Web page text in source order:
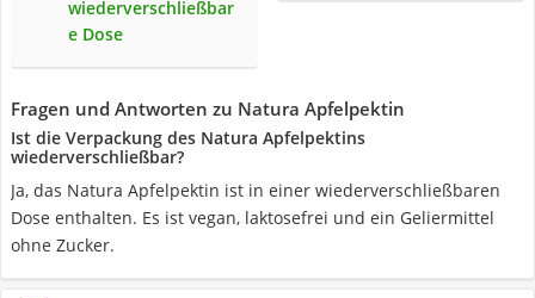
wiederverschließbar
e Dose
Fragen und Antworten zu Natura Apfelpektin
Ist die Verpackung des Natura Apfelpektins
wiederverschließbar?
Ja, das Natura Apfelpektin ist in einer wiederverschließbaren
Dose enthalten. Es ist vegan, laktosefrei und ein Geliermittel
ohne Zucker.